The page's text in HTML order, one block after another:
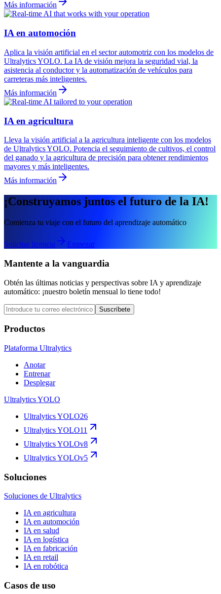
Más información
IA en automoción
Aplica la visión artificial en el sector automotriz con los modelos de
Ultralytics YOLO. La IA de visión mejora la seguridad vial, la
asistencia al conductor y la automatización de vehículos para
carreteras más inteligentes.
Más información
IA en agricultura
Lleva la visión artificial a la agricultura inteligente con los modelos
de Ultralytics YOLO. Potencia el seguimiento de cultivos, el control
del ganado y la agricultura de precisión para obtener rendimientos
mayores y más inteligentes.
Más información
¡Construyamos juntos el futuro de la IA!
Comienza tu viaje con el futuro del aprendizaje automático
Solicitar licencia Empezar
Mantente a la vanguardia
Obtén las últimas noticias y perspectivas sobre IA y aprendizaje
automático: ¡nuestro boletín mensual lo tiene todo!
Suscríbete
Productos
Plataforma Ultralytics
Anotar
Entrenar
Desplegar
Ultralytics YOLO
Ultralytics YOLO26
Ultralytics YOLO11
Ultralytics YOLOv8
Ultralytics YOLOv5
Soluciones
Soluciones de Ultralytics
IA en agricultura
IA en automoción
IA en salud
IA en logística
IA en fabricación
IA en retail
IA en robótica
Casos de uso